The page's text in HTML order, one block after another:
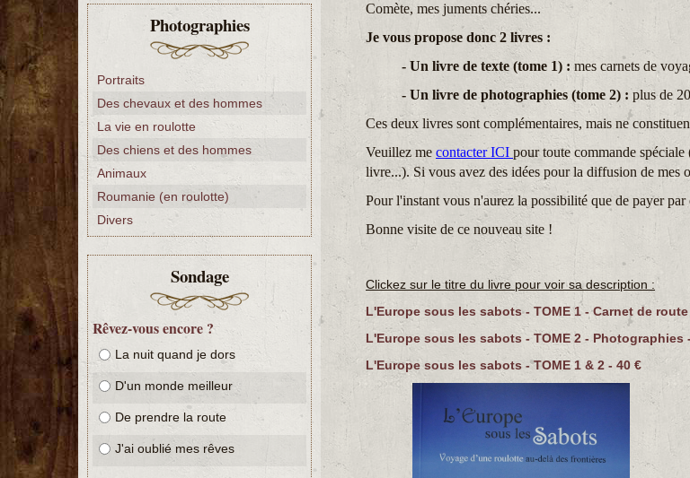
Photographies
Portraits
Des chevaux et des hommes
La vie en roulotte
Des chiens et des hommes
Animaux
Roumanie (en roulotte)
Divers
Sondage
Rêvez-vous encore ?
La nuit quand je dors
D'un monde meilleur
De prendre la route
J'ai oublié mes rêves
Comète, mes juments chéries...
Je vous propose donc 2 livres :
- Un livre de texte (tome 1) : mes carnets de
- Un livre de photographies (tome 2) :plus de
Ces deux livres sont complémentaires, mais ne
Veuillez me contacter ICI pour toute commande
livre...). Si vous avez des idées pour la diffusion de mes
Pour l'instant vous n'aurez la possibilité que de payer
Bonne visite de ce nouveau site !
Clickez sur le titre du livre pour voir sa description :
L'Europe sous les sabots - TOME 1 - Carnet de
L'Europe sous les sabots - TOME 2 - Photographies
L'Europe sous les sabots - TOME 1 & 2 - 40 €